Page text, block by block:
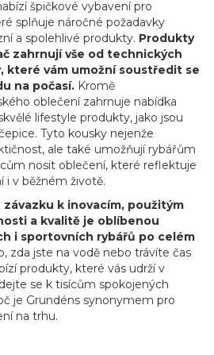
špičkové vybavení pro
splňuje náročné požadavky
a spolehlivé produkty. Produkty
zahrnují vše od technických
které vám umožní soustředit se
na počasí. Kromě
oblečení zahrnuje nabídka
lifestyle produkty, jako jsou
Tyto kousky nejenže
ale také umožňují rybářům
nosit oblečení, které reflektuje
i v běžném životě.
závazku k inovacím, použitým
a kvalitě je oblíbenou
i sportovních rybářů po celém
zda jste na vodě nebo trávíte čas
produkty, které vás udrží v
se k tisícům spokojených
je Grundéns synonymem pro
na trhu.